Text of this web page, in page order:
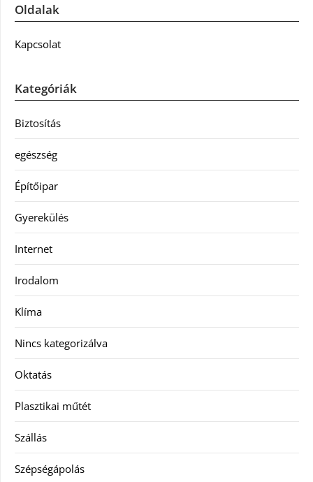
Oldalak
Kapcsolat
Kategóriák
Biztosítás
egészség
Építőipar
Gyerekülés
Internet
Irodalom
Klíma
Nincs kategorizálva
Oktatás
Plasztikai műtét
Szállás
Szépségápolás